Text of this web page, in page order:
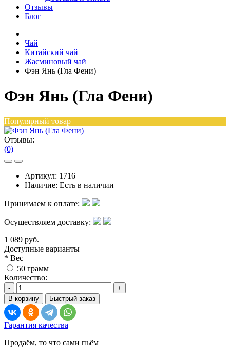
Отзывы
Блог
Чай
Китайский чай
Жасминовый чай
Фэн Янь (Гла Фени)
Фэн Янь (Гла Фени)
Популярный товар
Отзывы:
(0)
Артикул: 1716
Наличие: Есть в наличии
Принимаем к оплате:
Осуществляем доставку:
1 089 руб.
Доступные варианты
* Вес
50 грамм
Количество:
-
+
В корзину
Быстрый заказ
Гарантия качества
Продаём, то что сами пьём